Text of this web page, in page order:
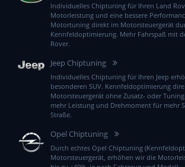
Individuelles Chiptuning für Ihren Land
Motorleistung und eine bessere
Motortuning direkt im Motorsteuergerät
Kennfeldoptimierung. Mehr Fahrspaß mit
Rover.
Jeep Chiptuning
Individuelles Chiptuning für Ihren Jeep
besonderen SUV. Kennfeldoptimierung
Motorsteuergerät ohne Zusatz- oder
mehr Leistung und Drehmoment für mehr
Straße.
Opel Chiptuning
Durch echtes Opel Chiptuning
Motorsteuergerät, erhöhen wir die